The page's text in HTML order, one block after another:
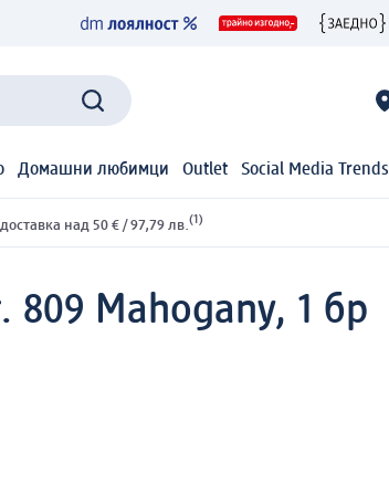
Домашни любимци Outlet Social Media Trends
над 50 € / 97,79 лв. (1)
809 Mahogany, 1 бр